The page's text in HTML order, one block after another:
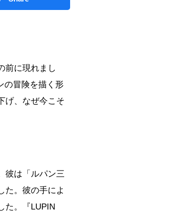
前に現れまし
の冒険を描く形
げ、なぜ今こそ
彼は「ルパン三
た。彼の手によ
た。『LUPIN